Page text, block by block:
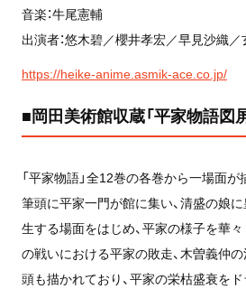
音楽：牛尾憲輔
出演者：悠木碧／櫻井孝宏／早見沙織
https://heike-anime.asmik-ace.co.jp/
■岡田美術館収蔵「平家物語図
「平家物語」全12巻の各巻から一場面
筆頭に平家一門が館に集い、清盛の娘に
生する場面をはじめ、平家の様子を華
の戦いにおける平家の敗走、木曽義仲
頭も描かれており、平家の栄枯盛衰を